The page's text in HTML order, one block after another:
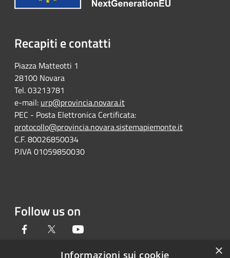
Recapiti e contatti
Piazza Matteotti 1
28100 Novara
Tel. 03213781
e-mail: urp@provincia.novara.it
PEC - Posta Elettronica Certificata:
protocollo@provincia.novara.sistemapiemonte.it
C.F. 80026850034
P.IVA 01059850030
Follow us on
Facebook Twitter
×
Informazioni sui cookie